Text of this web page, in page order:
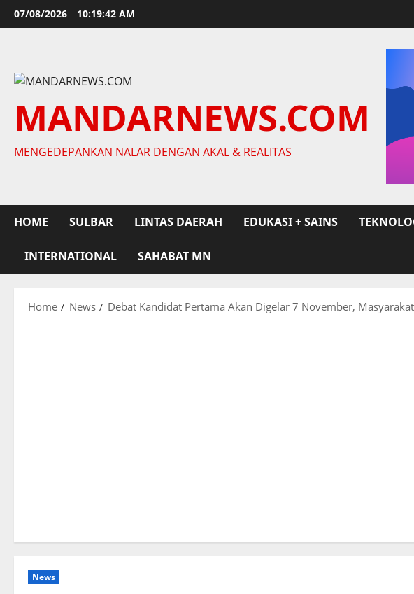
Skip
to
07/08/2026 10:19:43 AM
MANDARNEWS.COM
MENGEDEPANKAN NALAR DENGAN AKAL & REALITAS
HOME SULBAR LINTAS DAERAH EDUKASI + SAINS
INTERNATIONAL SAHABAT MN
Home News Debat Kandidat Pertama Akan Digelar 7 November,
News